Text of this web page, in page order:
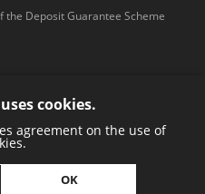
the Deposit Guarantee Scheme
cookies.
agreement on the use of
OK